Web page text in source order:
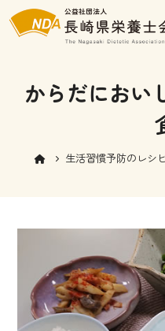
からだにおい
生活習慣予防のレシ